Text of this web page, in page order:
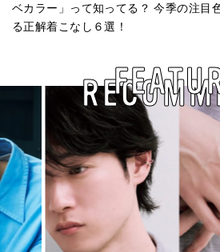
ベカラー」って知ってる？ 今季の注目
る正解着こなし６選！